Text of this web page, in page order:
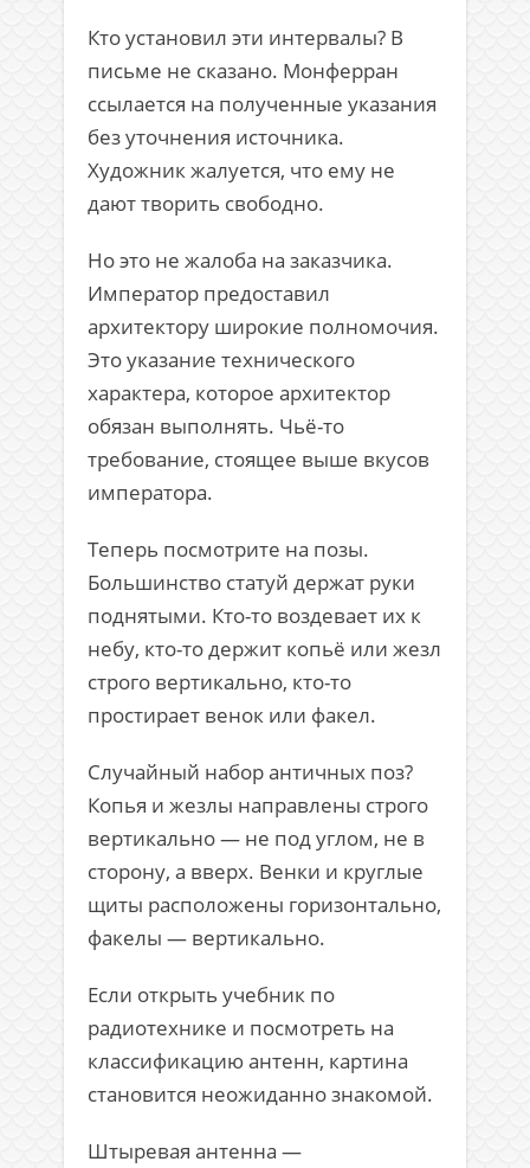
Кто установил эти интервалы? В
письме не сказано. Монферран
ссылается на полученные указания
без уточнения источника.
Художник жалуется, что ему не
дают творить свободно.
Но это не жалоба на заказчика.
Император предоставил
архитектору широкие полномочия.
Это указание технического
характера, которое архитектор
обязан выполнять. Чьё-то
требование, стоящее выше вкусов
императора.
Теперь посмотрите на позы.
Большинство статуй держат руки
поднятыми. Кто-то воздевает их к
небу, кто-то держит копьё или жезл
строго вертикально, кто-то
простирает венок или факел.
Случайный набор античных поз?
Копья и жезлы направлены строго
вертикально — не под углом, не в
сторону, а вверх. Венки и круглые
щиты расположены горизонтально,
факелы — вертикально.
Если открыть учебник по
радиотехнике и посмотреть на
классификацию антенн, картина
становится неожиданно знакомой.
Штыревая антенна —